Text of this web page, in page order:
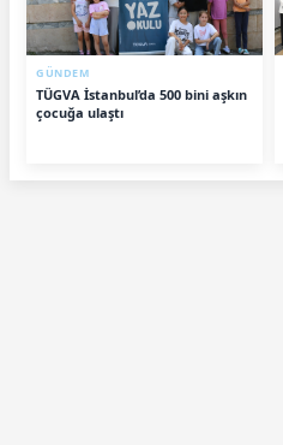
GÜNDEM
TÜGVA İstanbul’da 500 bini aşkın
çocuğa ulaştı